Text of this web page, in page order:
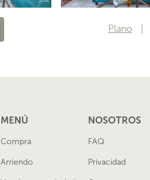
Plano
MENÚ
Compra
Arriendo
NOSOTROS
FAQ
Privacidad